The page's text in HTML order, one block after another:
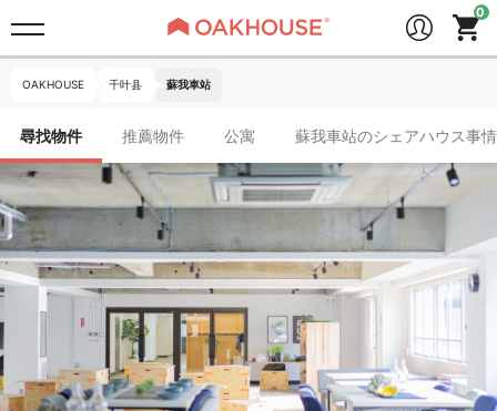
OAKHOUSE 千叶县 蘇我車站
尋找物件 推薦物件 公寓 蘇我車站のシェアハウス事